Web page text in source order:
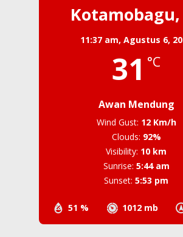
Kotamobagu,
11:37 am, Agustus 6,
31 °C
Awan Mendung
51 % 1012 mb
Wind Gust: 12 Km/h
Clouds: 92%
Visibility: 10 km
Sunrise: 5:44 am
Sunset: 5:53 pm